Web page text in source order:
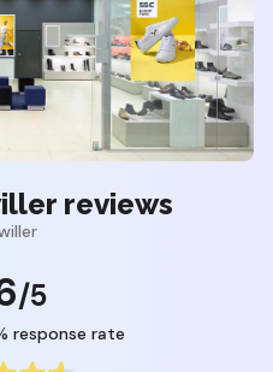
reviews
/5
response rate